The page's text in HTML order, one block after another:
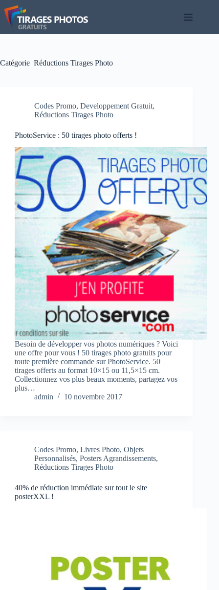
Passer
au
contenu
Catégorie Réductions Tirages Photo
Codes Promo, Developpement Gratuit,
Réductions Tirages Photo
PhotoService : 50 tirages photo offerts !
Besoin de développer vos photos numériques ? Voici
une offre pour vous ! 50 tirages photo gratuits pour
toute première commande sur PhotoService. 50
tirages offerts au format 10×15 ou 11,5×15 cm.
Collectionnez vos plus beaux moments, partagez vos
plus…
admin
10 novembre 2017
Codes Promo, Livres Photo, Objets
Personnalisés, Posters Agrandissements,
Réductions Tirages Photo
40% de réduction immédiate sur tout le site
posterXXL !